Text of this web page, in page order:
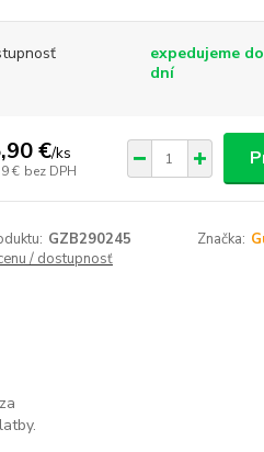
expedujeme
dní
€/ks
€ bez DPH
GZB290245 Značka:
/ dostupnosť